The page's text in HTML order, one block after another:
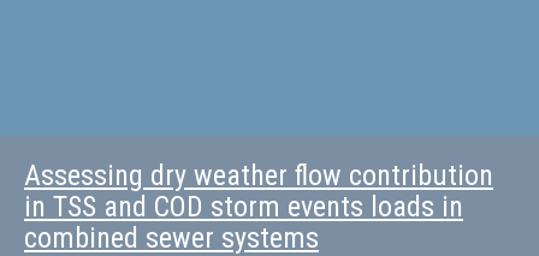
Assessing dry weather flow contribution
in TSS and COD storm events loads in
combined sewer systems